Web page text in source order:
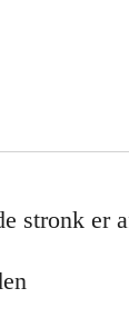
stronk er